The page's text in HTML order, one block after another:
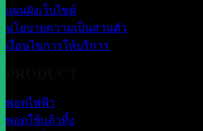
แผนผังเว็บไซต์
นโยบายความเป็นส่วนตัว
เงื่อนไขการให้บริการ
พอตไฟฟ้า
พอตใช้แล้วทิ้ง